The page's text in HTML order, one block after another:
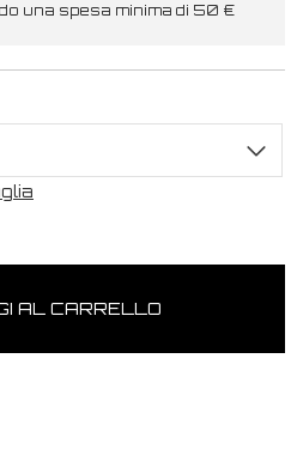
una spesa minima di 50 €
AL CARRELLO